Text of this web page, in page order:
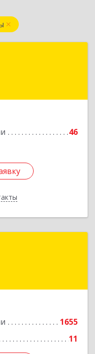
46
обл., г.Темиртау,
1655
11
7мкр, дом 9,